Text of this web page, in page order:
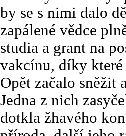
by se s nimi dalo
zapálené vědce
studia a grant na
vakcínu, díky
Opět začalo sněžit
Jedna z nich
dotkla žhavého